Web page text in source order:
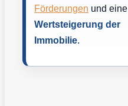
Förderungen und eine
Wertsteigerung der
Immobilie.